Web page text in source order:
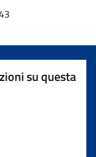
su questa